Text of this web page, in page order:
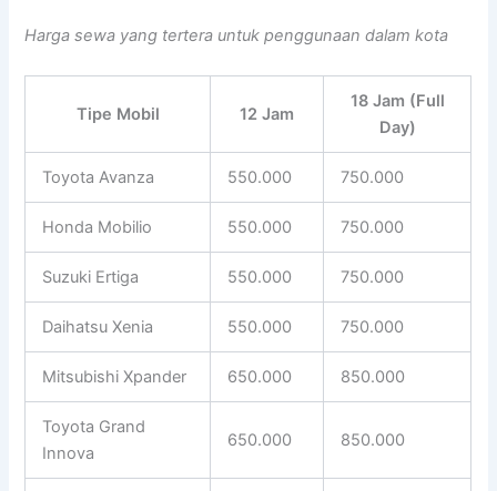
Harga sewa yang tertera untuk penggunaan dalam kota
Tipe Mobil 12 Jam
18 Jam (Full
Day)
Toyota Avanza 550.000 750.000
Honda Mobilio 550.000 750.000
Suzuki Ertiga 550.000 750.000
Daihatsu Xenia 550.000 750.000
Mitsubishi Xpander 650.000 850.000
Toyota Grand
Innova
650.000 850.000